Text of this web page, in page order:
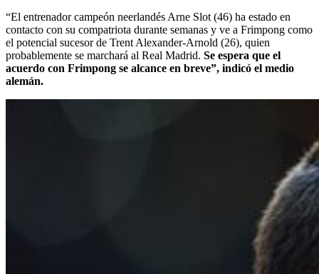
“El entrenador campeón neerlandés Arne Slot (46) ha estado en
contacto con su compatriota durante semanas y ve a Frimpong como
el potencial sucesor de Trent Alexander-Arnold (26), quien
probablemente se marchará al Real Madrid. Se espera que el
acuerdo con Frimpong se alcance en breve”, indicó el medio
alemán.